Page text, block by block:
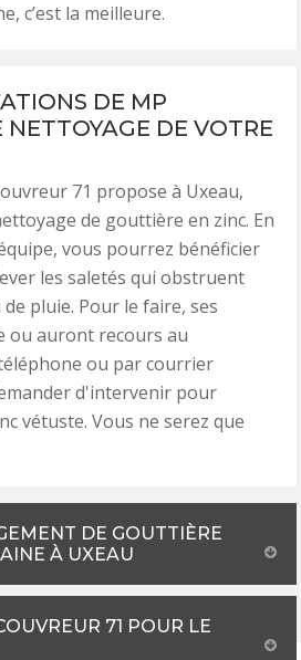
c’est la meilleure.
DE MP
NETTOYAGE DE VOTRE
71 propose à Uxeau,
de gouttière en zinc. En
vous pourrez bénéficier
les saletés qui obstruent
de pluie. Pour le faire, ses
ou auront recours au
ou par courrier
d'intervenir pour
vétuste. Vous ne serez que
DE GOUTTIÈRE
À UXEAU
71 POUR LE